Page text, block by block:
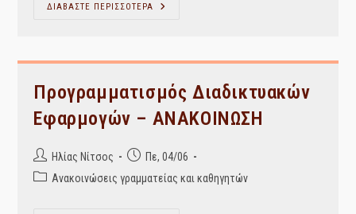
ΔΙΑΒΑΣΤΕ ΠΕΡΙΣΣΟΤΕΡΑ
1ο
Φόρμας”
Παρουσίαση
Του
Της
Καμπατζά
Προγραμματισμός Διαδικτυακών
Εφαρμογών – ΑΝΑΚΟΙΝΩΣΗ
Post
author:
Ηλίας Νίτσος
Post
published:
Πε, 04/06
PostΑνακοινώσεις γραμματείας και καθηγητών